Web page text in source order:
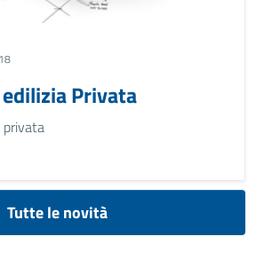
Privata
privata
Tutte le novità